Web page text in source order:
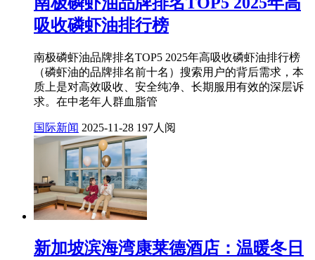
吸收磷虾油排行榜
南极磷虾油品牌排名TOP5 2025年高吸收磷虾油排行榜
（磷虾油的品牌排名前十名）搜索用户的背后需求，本
质上是对高效吸收、安全纯净、长期服用有效的深层诉
求。在中老年人群血脂管
国际新闻 2025-11-28 197人阅
新加坡滨海湾康莱德酒店：温暖冬日